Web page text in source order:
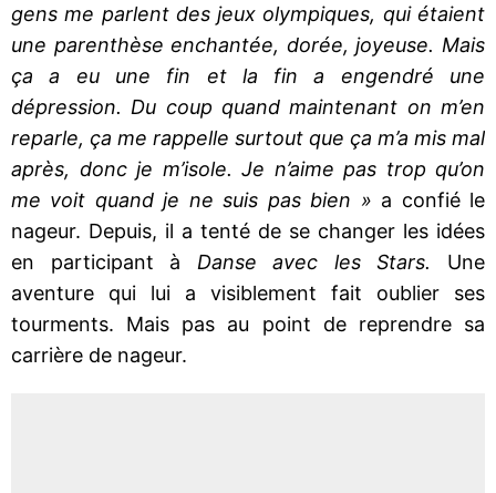
gens me parlent des jeux olympiques, qui étaient
une parenthèse enchantée, dorée, joyeuse. Mais
ça a eu une fin et la fin a engendré une
dépression. Du coup quand maintenant on m’en
reparle, ça me rappelle surtout que ça m’a mis mal
après, donc je m’isole. Je n’aime pas trop qu’on
me voit quand je ne suis pas bien » a confié le
nageur. Depuis, il a tenté de se changer les idées
en participant à Danse avec les Stars.
Une
aventure qui lui a visiblement fait oublier ses
tourments. Mais pas au point de reprendre sa
carrière de nageur.